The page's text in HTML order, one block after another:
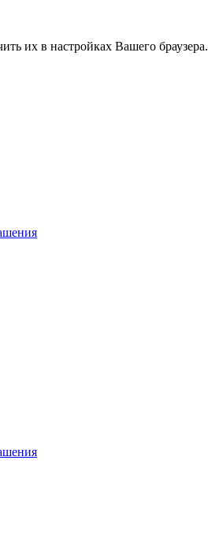
их в настройках Вашего браузера.